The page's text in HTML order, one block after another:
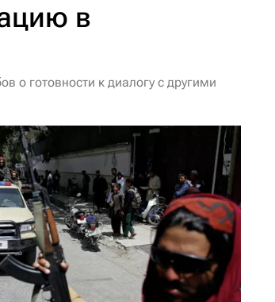
в
о готовности к диалогу с другими